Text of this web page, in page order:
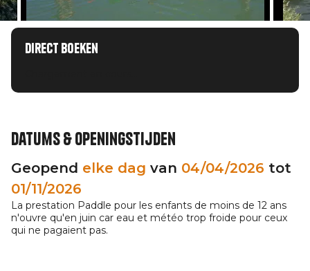
Direct boeken
Datums & openingstijden
Geopend elke dag van 04/04/2026 tot
01/11/2026
La prestation Paddle pour les enfants de moins de 12 ans
n'ouvre qu'en juin car eau et météo trop froide pour ceux
qui ne pagaient pas.